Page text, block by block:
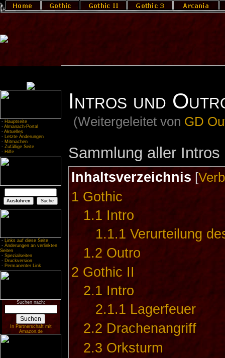
- Hauptseite
- Almanach-Portal
- Aktuelles
- Letzte Änderungen
- Mitmachen
- Zufällige Seite
- Hilfe
- Links auf diese Seite
- Änderungen an verlinkten
Seiten
- Spezialseiten
- Druckversion
- Permanenter Link
Suchen nach:
In Partnerschaft mit
Amazon.de
Intros und
(Weitergeleitet von GD
Sammlung aller
Inhaltsverzeichnis[
1 Gothic
1.1 Intro
1.1.1 Verurteilung
1.2 Outro
2 Gothic II
2.1 Intro
2.1.1 Lagerfeuer
2.2 Drachenangriff
2.3 Orksturm